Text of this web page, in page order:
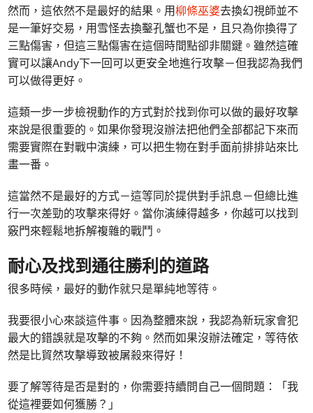
然而，這依然不是最好的結果。用柳條巫婆去換幻視師並不
是一筆好交易，用雪怪去換鑿孔蟹也不是，且只為你換得了
三點傷害，但這三點傷害在這個時間點卻非關鍵。雖然這確
實可以讓Andy下一回可以更安全地進行攻擊－但我認為我們
可以做得更好。
這類一步一步檢視動作的方式對於找到你可以做的最好攻擊
來說是很重要的。如果你發現沒辦法把他們全部都記下來而
需要實際在對戰中演練，可以把生物在對手面前排排站來比
畫一番。
這當然不是最好的方式－這等同於提供對手訊息－但總比進
行一次差勁的攻擊來得好。當你演練得越多，你越可以找到
竅門來輕鬆地拆解複雜的戰鬥。
耐心及找到通往勝利的道路
很多時候，最好的動作就只是單純地等待。
我要很小心來談這件事。因為整體來說，我認為新玩家會犯
最大的錯誤就是攻擊的不夠。然而如果沒辦法確定，等待依
然是比貿然攻擊導致被屠殺來得好！
要了解等待是否是對的，你需要持續問自己一個問題：「我
從這裡要如何獲勝？」